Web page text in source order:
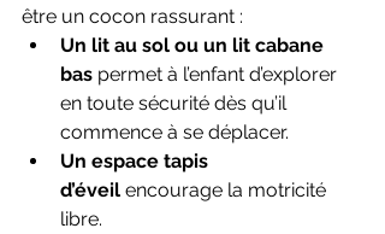
être un cocon rassurant :
Un lit au sol ou un lit cabane
bas permet à l’enfant d’explorer
en toute sécurité dès qu’il
commence à se déplacer.
Un espace tapis
d’éveil encourage la motricité
libre.